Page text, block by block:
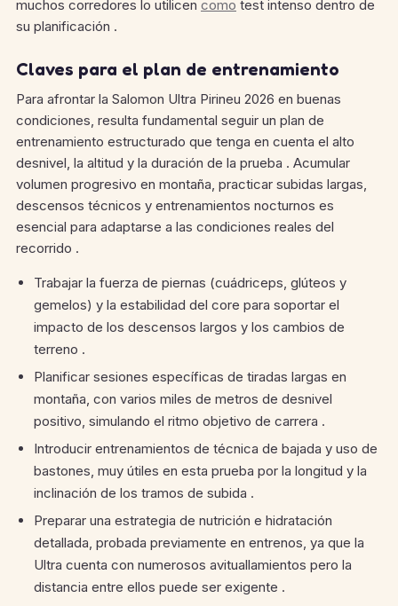
muchos corredores lo utilicen como test intenso dentro de
su planificación .
Claves para el plan de entrenamiento
Para afrontar la Salomon Ultra Pirineu 2026 en buenas
condiciones, resulta fundamental seguir un plan de
entrenamiento estructurado que tenga en cuenta el alto
desnivel, la altitud y la duración de la prueba . Acumular
volumen progresivo en montaña, practicar subidas largas,
descensos técnicos y entrenamientos nocturnos es
esencial para adaptarse a las condiciones reales del
recorrido .
Trabajar la fuerza de piernas (cuádriceps, glúteos y
gemelos) y la estabilidad del core para soportar el
impacto de los descensos largos y los cambios de
terreno .
Planificar sesiones específicas de tiradas largas en
montaña, con varios miles de metros de desnivel
positivo, simulando el ritmo objetivo de carrera .
Introducir entrenamientos de técnica de bajada y uso de
bastones, muy útiles en esta prueba por la longitud y la
inclinación de los tramos de subida .
Preparar una estrategia de nutrición e hidratación
detallada, probada previamente en entrenos, ya que la
Ultra cuenta con numerosos avituallamientos pero la
distancia entre ellos puede ser exigente .